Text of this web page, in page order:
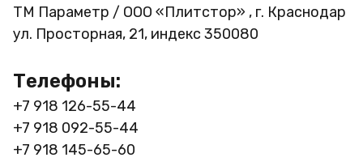
ТМ Параметр / ООО «Плитстор» , г. Краснодар
ул. Просторная, 21, индекс 350080
Телефоны:
+7 918 126-55-44
+7 918 092-55-44
+7 918 145-65-60